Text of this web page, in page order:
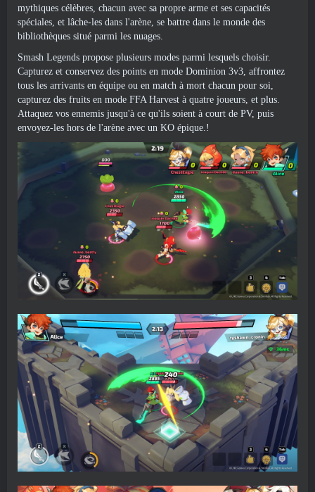
mythiques célèbres, chacun avec sa propre arme et ses capacités
spéciales, et lâche-les dans l'arène, se battre dans le monde des
bibliothèques situé parmi les nuages.
Smash Legends propose plusieurs modes parmi lesquels choisir.
Capturez et conservez des points en mode Dominion 3v3, affrontez
tous les arrivants en équipe ou en match à mort chacun pour soi,
capturez des fruits en mode FFA Harvest à quatre joueurs, et plus.
Attaquez vos ennemis jusqu'à ce qu'ils soient à court de PV, puis
envoyez-les hors de l'arène avec un KO épique.!